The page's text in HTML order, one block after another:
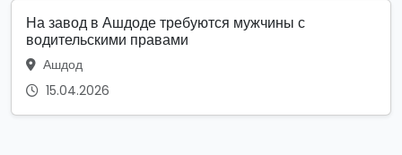
На завод в Ашдоде требуются мужчины с
водительскими правами
Ашдод
15.04.2026